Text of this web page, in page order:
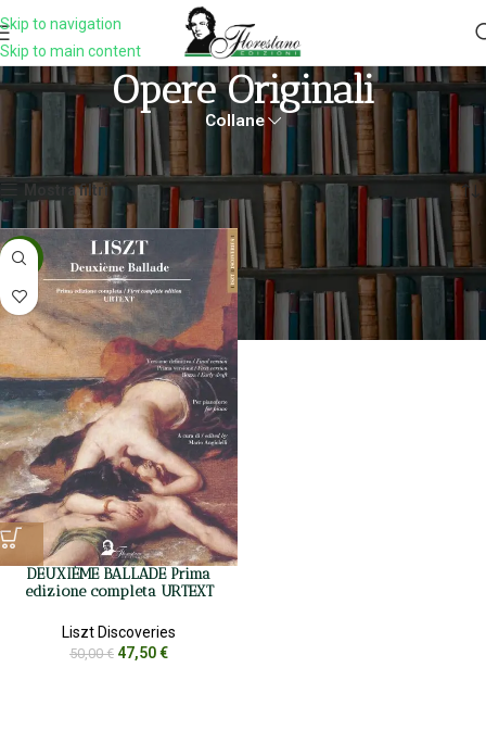
Skip to navigation
Skip to main content
Opere Originali
Collane
Prodotti taggati “opere originali” Visualizzazione del risultato
Mostra filtri
-5%
DEUXIÈME BALLADE Prima
edizione completa URTEXT
Liszt Discoveries
50,00€ 47,50€